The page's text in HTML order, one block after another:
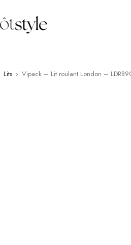
Lits › Vipack – Lit roulant London –